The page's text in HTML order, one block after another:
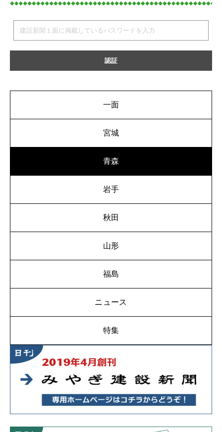
一面
宮城
青森
岩手
秋田
山形
福島
ニュース
特集